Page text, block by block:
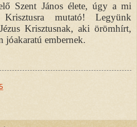
Szent János élete, úgy a mi
mutató! Legyünk
Krisztusnak, aki örömhírt,
jóakaratú embernek.